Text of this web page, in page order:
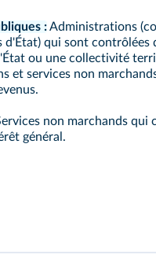
:Administrations
d'État) qui sont contrôlées
ou une collectivité
et services non
non marchands qui
général.